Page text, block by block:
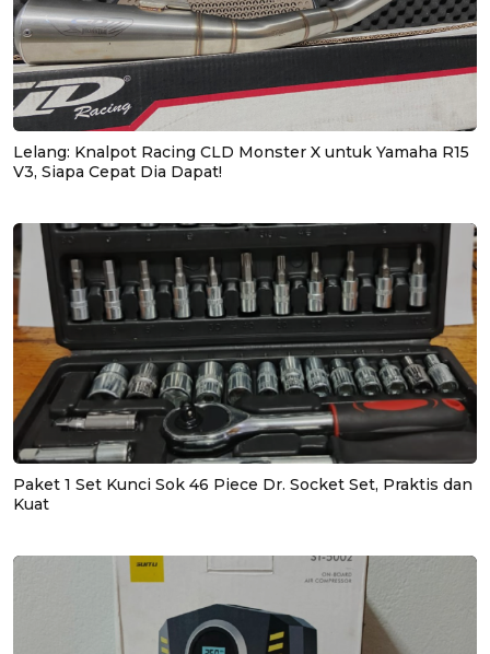
Lelang: Knalpot Racing CLD Monster X untuk Yamaha R15
V3, Siapa Cepat Dia Dapat!
Paket 1 Set Kunci Sok 46 Piece Dr. Socket Set, Praktis dan
Kuat